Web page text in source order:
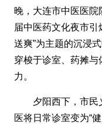
晚，大连市中医医
届中医药文化夜市引
送爽”为主题的沉浸
穿梭于诊室、药摊
力。
夕阳西下，市民
医将日常诊室变为“